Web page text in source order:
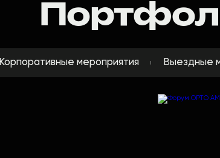
Корпоративные мероприятия Выездные